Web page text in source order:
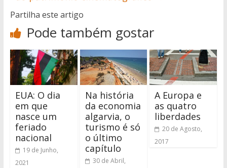
Partilha este artigo
Pode também gostar
EUA: O dia
em que
nasce um
feriado
nacional
19 de Junho,
2021
Na história
da economia
algarvia, o
turismo é só
o último
capítulo
30 de Abril,
A Europa e
as quatro
liberdades
20 de Agosto,
2017